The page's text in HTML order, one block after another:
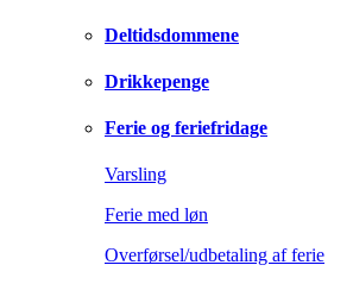
Deltidsdommene
Drikkepenge
Ferie og feriefridage
Varsling
Ferie med løn
Overførsel/udbetaling af ferie